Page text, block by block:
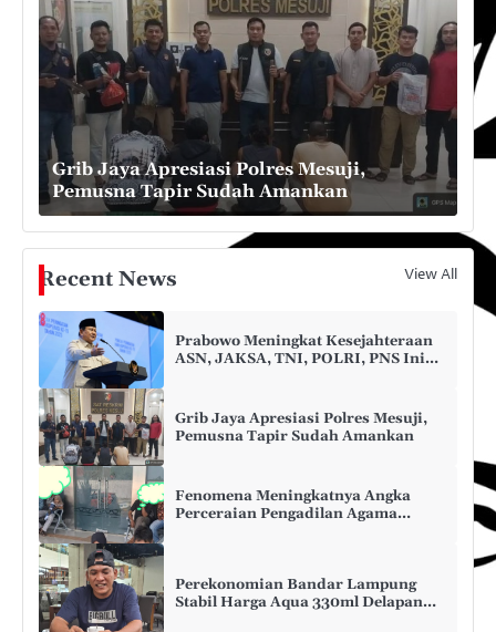
Grib Jaya Apresiasi Polres Mesuji,
Pemusna Tapir Sudah Amankan
Recent News View All
Prabowo Meningkat Kesejahteraan
ASN, JAKSA, TNI, POLRI, PNS Ini
Grib Jaya Apresiasi Polres Mesuji,
Pemusna Tapir Sudah Amankan
Fenomena Meningkatnya Angka
Perceraian Pengadilan Agama
Perekonomian Bandar Lampung
Stabil Harga Aqua 330ml Delapan